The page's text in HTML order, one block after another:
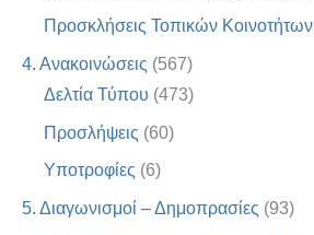
Προσκλήσεις Τοπικών Κοινοτήτων
4. Ανακοινώσεις (567)
Δελτία Τύπου (473)
Προσλήψεις (60)
Υποτροφίες (6)
5. Διαγωνισμοί – Δημοπρασίες (93)